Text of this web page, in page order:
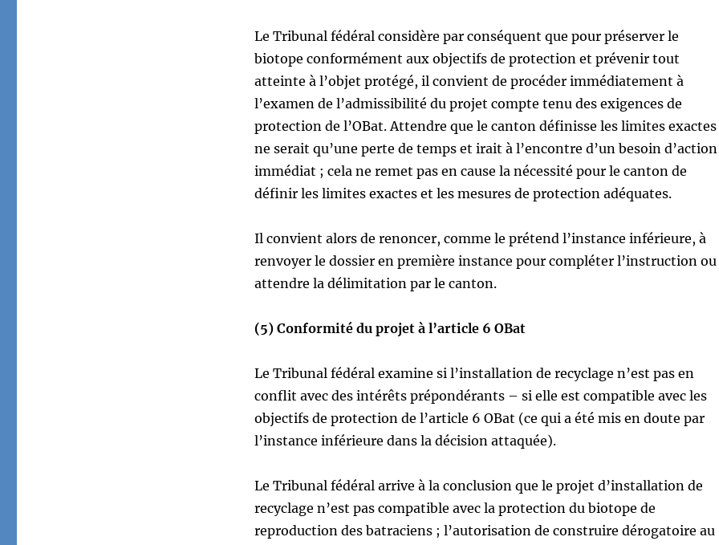
Le Tribunal fédéral considère par conséquent que pour préserver le
biotope conformément aux objectifs de protection et prévenir tout
atteinte à l’objet protégé, il convient de procéder immédiatement à
l’examen de l’admissibilité du projet compte tenu des exigences de
protection de l’OBat. Attendre que le canton définisse les limites exactes
ne serait qu’une perte de temps et irait à l’encontre d’un besoin d’action
immédiat ; cela ne remet pas en cause la nécessité pour le canton de
définir les limites exactes et les mesures de protection adéquates.
Il convient alors de renoncer, comme le prétend l’instance inférieure, à
renvoyer le dossier en première instance pour compléter l’instruction ou
attendre la délimitation par le canton.
(5) Conformité du projet à l’article 6 OBat
Le Tribunal fédéral examine si l’installation de recyclage n’est pas en
conflit avec des intérêts prépondérants – si elle est compatible avec les
objectifs de protection de l’article 6 OBat (ce qui a été mis en doute par
l’instance inférieure dans la décision attaquée).
Le Tribunal fédéral arrive à la conclusion que le projet d’installation de
recyclage n’est pas compatible avec la protection du biotope de
reproduction des batraciens ; l’autorisation de construire dérogatoire au